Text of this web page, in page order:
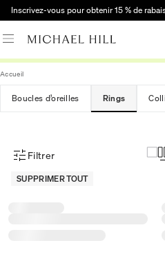
Inscrivez-vous pour obtenir 15 % de
Accueil
Boucles d’oreilles Rings
Menu des filtres d'articles
Filtrer
SUPPRIMER TOUT